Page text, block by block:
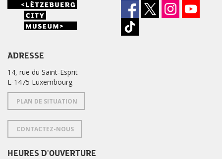
ADRESSE
14, rue du Saint-Esprit
L-1475 Luxembourg
PLAN DE SITUATION
CONTACTEZ-NOUS
HEURES D'OUVERTURE